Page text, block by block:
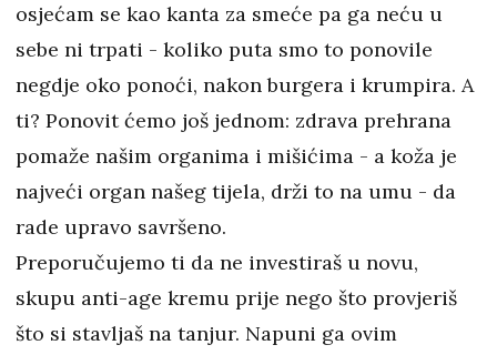
osjećam se kao kanta za smeće pa ga neću u
sebe ni trpati - koliko puta smo to ponovile
negdje oko ponoći, nakon burgera i krumpira. A
ti? Ponovit ćemo još jednom: zdrava prehrana
pomaže našim organima i mišićima - a koža je
najveći organ našeg tijela, drži to na umu - da
rade upravo savršeno.
Preporučujemo ti da ne investiraš u novu,
skupu anti-age kremu prije nego što provjeriš
što si stavljaš na tanjur. Napuni ga ovim